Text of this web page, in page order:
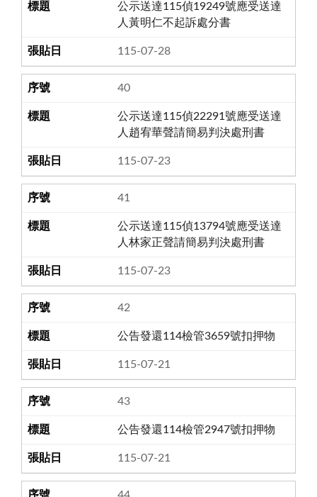
公示送達115偵19249號應受送達
人黃明仁不起訴處分書
115-07-28
40
公示送達115偵22291號應受送達
人趙宥華聲請簡易判決處刑書
115-07-23
41
公示送達115偵13794號應受送達
人林家正聲請簡易判決處刑書
115-07-23
42
公告發還114檢管3659號扣押物
115-07-21
43
公告發還114檢管2947號扣押物
115-07-21